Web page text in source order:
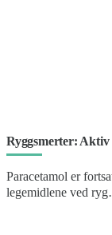
Ryggsmerter: Aktiv
Paracetamol er
legemidlene ved